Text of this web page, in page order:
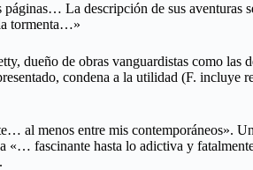
La descripción de sus aventuras
tormenta…»
dueño de obras vanguardistas como las
condena a la utilidad (F. incluye
al menos entre mis contemporáneos».
«… fascinante hasta lo adictiva y